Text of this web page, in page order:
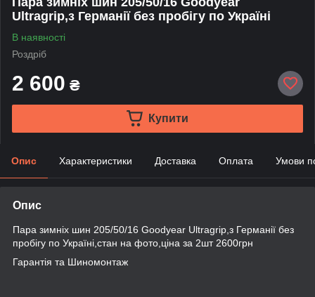
Ultragrip,з Германії без пробігу по Україні
В наявності
Роздріб
2 600 ₴
Купити
Опис Характеристики Доставка Оплата Умови
Опис
Пара зимніх шин 205/50/16 Goodyear Ultragrip,з Германії без
пробігу по Україні,стан на фото,ціна за 2шт 2600грн
Гарантія та Шиномонтаж